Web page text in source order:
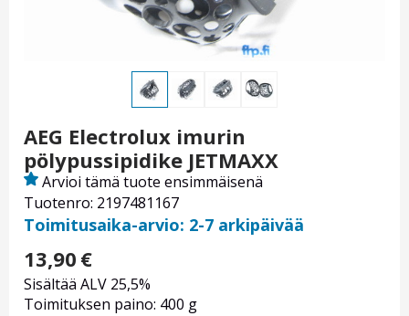
AEG Electrolux imurin
pölypussipidike JETMAXX
Tuotenro: 2197481167
Arvioi tämä tuote ensimmäisenä
Toimitusaika-arvio: 2-7 arkipäivää
13,90 €
Sisältää ALV 25,5%
Toimituksen paino: 400 g